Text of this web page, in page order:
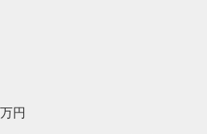
円